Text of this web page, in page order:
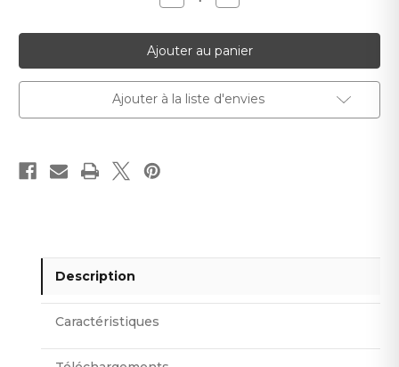
la
pour
Eteros
la
pour
Eteros
Ajouter à la liste d'envies
Description
Caractéristiques